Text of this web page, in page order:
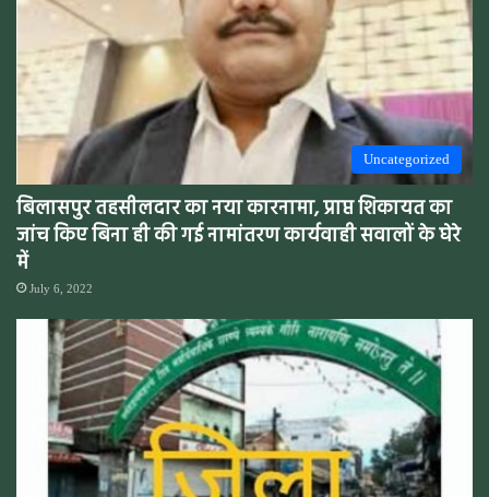
Uncategorized
बिलासपुर तहसीलदार का नया कारनामा, प्राप्त शिकायत का
जांच किए बिना ही की गई नामांतरण कार्यवाही सवालों के घेरे
में
July 6, 2022